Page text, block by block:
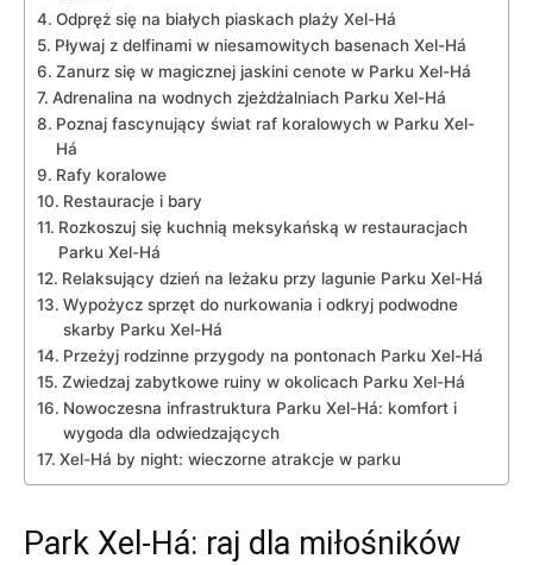
Odpręż⁢ się na białych piaskach plaży Xel-Há
Pływaj z delfinami w ⁤niesamowitych basenach Xel-Há
Zanurz się ‌w magicznej jaskini cenote w Parku Xel-Há
Adrenalina na ‍wodnych ⁣zjeżdżalniach ‍Parku Xel-Há
Poznaj fascynujący świat raf ⁤koralowych w ‌Parku Xel-
Há
Rafy koralowe
Restauracje i bary
Rozkoszuj się kuchnią‍ meksykańską w restauracjach
Parku Xel-Há
Relaksujący dzień na leżaku przy lagunie Parku Xel-Há
Wypożycz sprzęt ‍do nurkowania i odkryj⁣ podwodne⁢
skarby Parku Xel-Há
Przeżyj ⁣rodzinne przygody na pontonach ‍Parku Xel-Há
Zwiedzaj zabytkowe‌ ruiny w okolicach ⁢Parku Xel-Há
Nowoczesna⁣ infrastruktura Parku⁤ Xel-Há: komfort i⁢
wygoda dla odwiedzających
Xel-Há⁤ by night: wieczorne atrakcje w parku
Park Xel-Há: raj dla miłośników